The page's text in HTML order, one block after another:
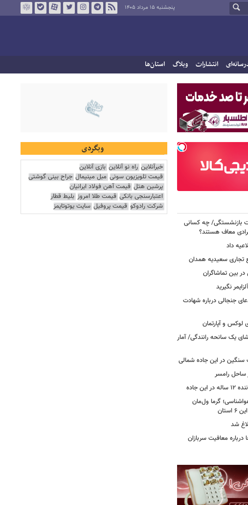
پنجشنبه ۱۵ مرداد ۱۴۰۵
انتشارات وبلاگ استان‌ها
بازنشستگی/ چه کسانی
معاف هستند؟
داد
تجاری سعیدیه همدان
بین تماشاگران
نگیرید
جنجالی درباره شهادت
یک سانحه رانندگی/ آمار
سنگین در این جاده شمالی
ساحل رامسر
جاده
گرما ول‌مان
شد
معافیت سربازان
وبگردی
خبرآنلاین راه نو آنلاین بازی آنلاین
قیمت تلویزیون سونی مبل مینیمال جراح بینی گوشتی
پرشین هتل قیمت آهن فولاد ایرانیان
اعتبارسنجی بانکی قیمت طلا امروز بلیط قطار
شرکت رادوکو قیمت پروفیل سایت یوتوتایمز